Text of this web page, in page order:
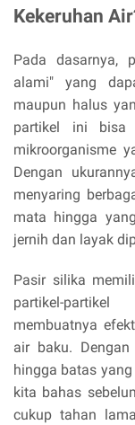
Kekeruhan
Pada dasarnya,
alami" yang
maupun halus
partikel ini bisa
mikroorganisme
Dengan
menyaring
mata hingga
jernih dan layak
Pasir silika
partikel-
membuatnya
air baku.
hingga batas
kita bahas
cukup tahan